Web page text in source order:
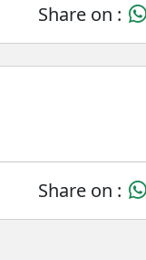
Share on :
Share on :